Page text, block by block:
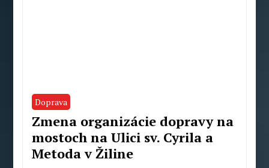
Doprava
Zmena organizácie dopravy na
mostoch na Ulici sv. Cyrila a
Metoda v Žiline